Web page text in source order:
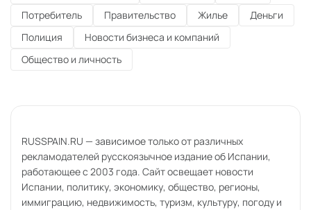
Потребитель
Правительство Жилье
Деньги
Полиция
Новости бизнеса и компаний
Общество и личность
RUSSPAIN.RU — зависимое только от различных
рекламодателей русскоязычное издание об Испании,
работающее с 2003 года. Сайт освещает новости
Испании, политику, экономику, общество, регионы,
иммиграцию, недвижимость, туризм, культуру, погоду и